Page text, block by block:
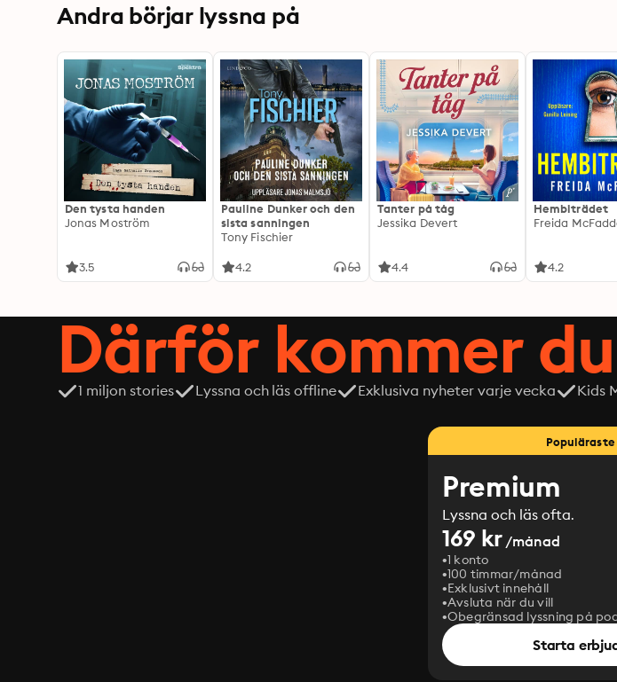
Andra börjar lyssna på
Den tysta handen
Jonas Moström
3.5
Pauline Dunker och den
sista sanningen
Tony Fischier
4.2
Tanter på tåg
Jessika Devert
4.4
Hembiträdet
Freida
4.2
Därför kommer
1 miljon stories Lyssna och läs offline Exklusiva nyheter varje vecka Kids
Premium
Lyssna och läs ofta.
169 kr/månad
1 konto
100 timmar/månad
Exklusivt innehåll
Avsluta när du vill
Obegränsad lyssning på
Starta